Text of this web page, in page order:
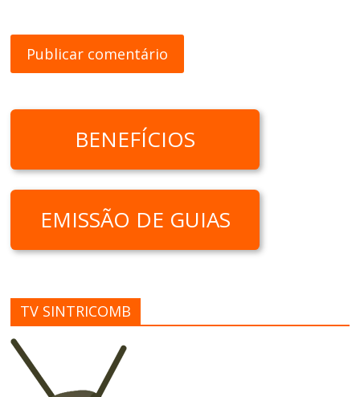
BENEFÍCIOS
EMISSÃO DE GUIAS
TV SINTRICOMB